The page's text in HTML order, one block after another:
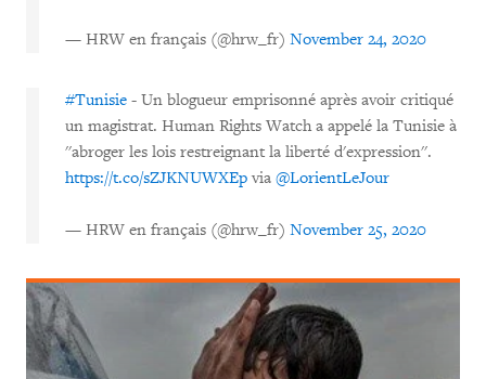
— HRW en français (@hrw_fr) November 24, 2020
#Tunisie - Un blogueur emprisonné après avoir critiqué
un magistrat. Human Rights Watch a appelé la Tunisie à
''abroger les lois restreignant la liberté d'expression''.
https://t.co/sZJKNUWXEp via @LorientLeJour
— HRW en français (@hrw_fr) November 25, 2020